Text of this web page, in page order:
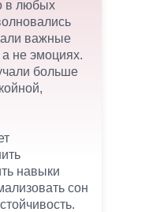
в любых
важные
не эмоциях.
больше
навыки
сон